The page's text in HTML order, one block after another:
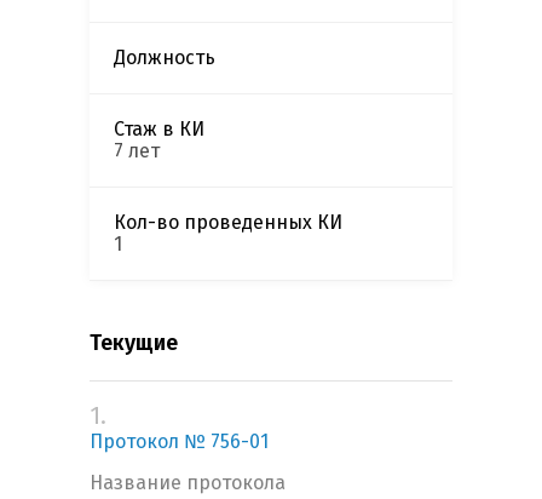
Должность
Стаж в КИ
7 лет
Кол-во проведенных КИ
1
Текущие
1.
Протокол № 756-01
Название протокола